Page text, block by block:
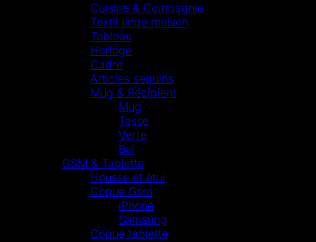
Cuisine & Compagnie
Textil linge maison
Tableau
Horloge
Cadre
Articles sequins
Mug & Récipient
Mug
Tasse
Verre
Bol
GSM & Tablette
Housse et étui
Coque Gsm
iPhone
Samsung
Coque tablette